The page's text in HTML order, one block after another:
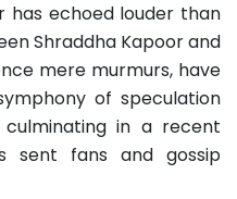
has echoed louder than
Shraddha Kapoor and
mere murmurs, have
of speculation
in a recent
sent fans and gossip